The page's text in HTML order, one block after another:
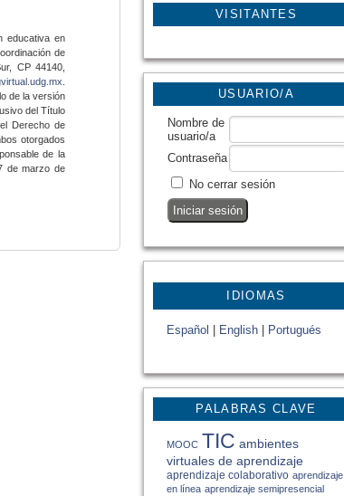
VISITANTES
USUARIO/A
Nombre de
usuario/a
Contraseña
No cerrar sesión
IDIOMAS
Español English Portugués
PALABRAS CLAVE
MOOC TIC ambientes
virtuales de aprendizaje
aprendizaje colaborativo aprendizaje
en línea aprendizaje semipresencial
educativa en
de
CP 44140,
de la versión
del Título
Derecho de
otorgados
de la
de marzo de